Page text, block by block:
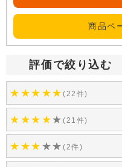
商品ペ
評価で絞り込む
★ ★★ ★★(22件)
★ ★★ ★★(21件)
★ ★★ ★★(2件)